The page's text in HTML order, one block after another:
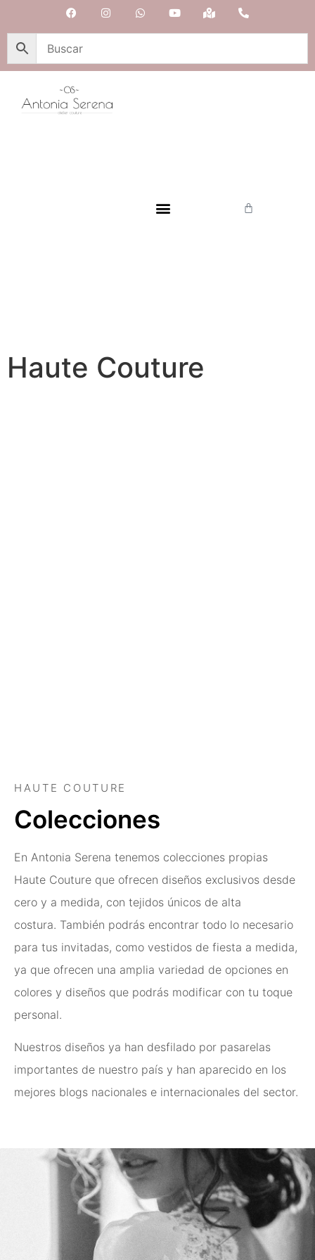
Haute Couture
HAUTE COUTURE
Colecciones
En Antonia Serena tenemos colecciones propias
Haute Couture que ofrecen diseños exclusivos desde
cero y a medida, con tejidos únicos de alta
costura. También podrás encontrar todo lo necesario
para tus invitadas, como vestidos de fiesta a medida,
ya que ofrecen una amplia variedad de opciones en
colores y diseños que podrás modificar con tu toque
personal.
Nuestros diseños ya han desfilado por pasarelas
importantes de nuestro país y han aparecido en los
mejores blogs nacionales e internacionales del sector.